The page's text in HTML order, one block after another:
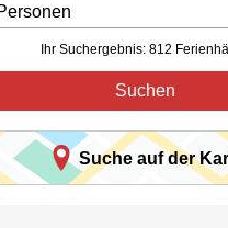
Ihr Suchergebnis: 812
Suchen
Suche auf der